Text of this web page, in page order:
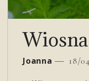
Joanna 18/